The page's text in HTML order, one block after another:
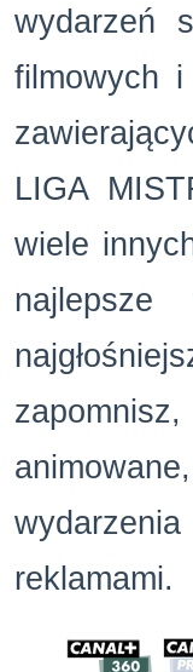
wydarzeń
filmowych
LIGA
wiele
reklamami.